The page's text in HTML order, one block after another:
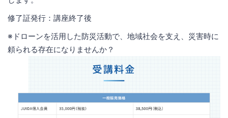
修了証発行：講座終了後
※ドローンを活用した防災活動で、地域社会を支え、災害時に
頼られる存在になりませんか？